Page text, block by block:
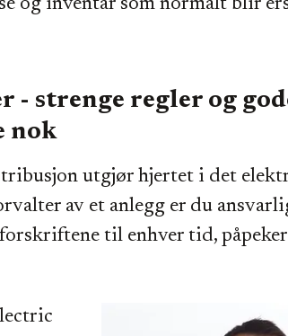
og inventar som normalt blir
- strenge regler og
nok
utgjør hjertet i det
av et anlegg er du
til enhver tid,